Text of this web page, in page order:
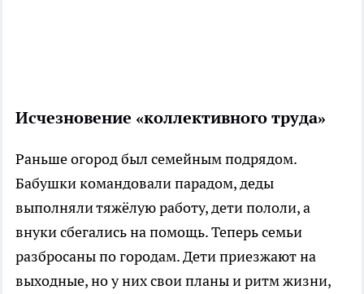
Исчезновение «коллективного труда»
Раньше огород был семейным подрядом.
Бабушки командовали парадом, деды
выполняли тяжёлую работу, дети пололи, а
внуки сбегались на помощь. Теперь семьи
разбросаны по городам. Дети приезжают на
выходные, но у них свои планы и ритм жизни,